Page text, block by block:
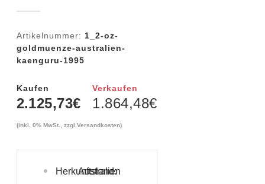
Artikelnummer: 1_2-oz-
goldmuenze-australien-
kaenguru-1995
Kaufen
2.125,73€
Verkaufen
1.864,48€
(inkl. 0% MwSt., zzgl. Versandkosten)
Herkunftsland:
Australien